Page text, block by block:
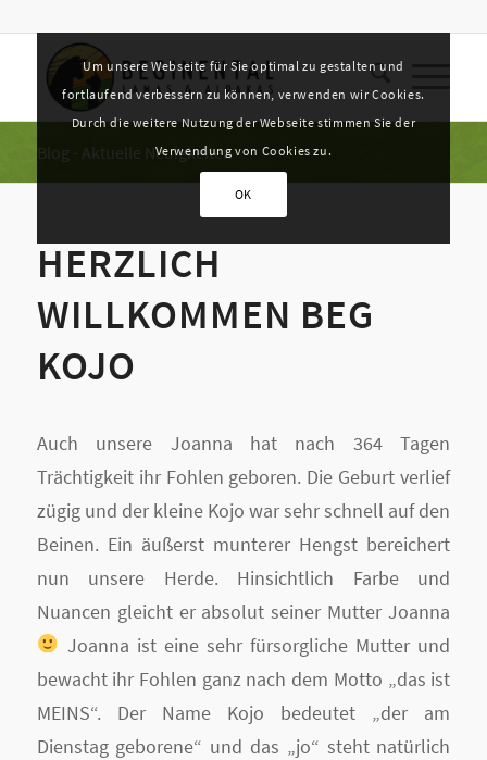
Blog - Aktuelle Neuigkeiten
HERZLICH
WILLKOMMEN BEG
KOJO
Auch unsere Joanna hat nach 364 Tagen
Trächtigkeit ihr Fohlen geboren. Die Geburt verlief
zügig und der kleine Kojo war sehr schnell auf den
Beinen. Ein äußerst munterer Hengst bereichert
nun unsere Herde. Hinsichtlich Farbe und
Nuancen gleicht er absolut seiner Mutter Joanna
Joanna ist eine sehr fürsorgliche Mutter und
bewacht ihr Fohlen ganz nach dem Motto „das ist
MEINS“. Der Name Kojo bedeutet „der am
Dienstag geborene“ und das „jo“ steht natürlich
Um unsere Webseite für Sie optimal zu gestalten und
fortlaufend verbessern zu können, verwenden wir Cookies.
Durch die weitere Nutzung der Webseite stimmen Sie der
Verwendung von Cookies zu.
OK